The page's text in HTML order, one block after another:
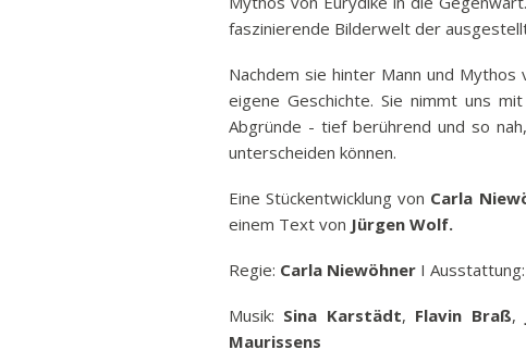
faszinierende Bilderwelt der
Nachdem sie hinter Mann und
eigene Geschichte. Sie nimmt uns
Abgründe - tief berührend und so
unterscheiden können.
Eine Stückentwicklung von Carla
einem Text von Jürgen Wolf.
Regie: Carla Niewöhner I Ausstattung:
Musik: Sina Karstädt, Flavin Braß,
Maurissens